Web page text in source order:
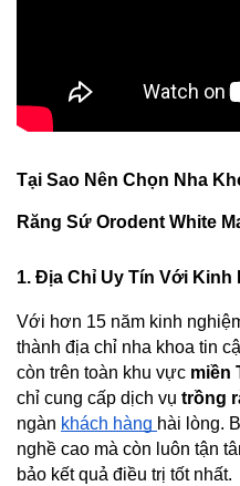
Tại Sao Nên Chọn Nha
Răng Sứ Orodent White
1. Địa Chỉ Uy Tín Với Kinh
Với hơn 15 năm kinh
thành địa chỉ nha khoa tin
còn trên toàn khu vực miền
chỉ cung cấp dịch vụ trồng
ngàn khách hàng hài lòng.
nghề cao mà còn luôn tận
bảo kết quả điều trị tốt nhất.